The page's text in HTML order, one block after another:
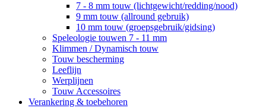
7 - 8 mm touw (lichtgewicht/redding/nood)
9 mm touw (allround gebruik)
10 mm touw (groepsgebruik/gidsing)
Speleologie touwen 7 - 11 mm
Klimmen / Dynamisch touw
Touw bescherming
Leeflijn
Werplijnen
Touw Accessoires
Verankering & toebehoren